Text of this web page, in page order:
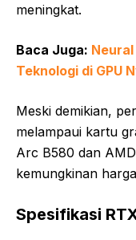
meningkat.
Baca Juga:
Teknologi di GPU
Meski demikian,
melampaui kartu
Arc B580 dan
kemungkinan
Spesifikasi